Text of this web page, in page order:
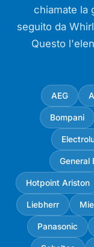
chiamate la
seguito da
Questo
AEG
Bompani
General
Hotpoint Ariston
Liebherr
Panasonic